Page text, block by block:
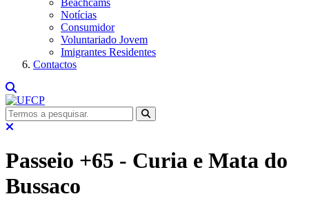
Beachcams
Notícias
Consumidor
Voluntariado Jovem
Imigrantes Residentes
Contactos
Passeio +65 - Curia e Mata do
Bussaco